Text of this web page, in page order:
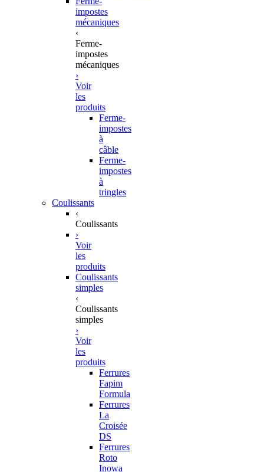
impostes
mécaniques
‹
Ferme-
impostes
mécaniques
›
Voir
les
produits
Ferme-
impostes
à
câble
Ferme-
impostes
à
tringles
Coulissants
‹
Coulissants
›
Voir
les
produits
Coulissants
simples
‹
Coulissants
simples
›
Voir
les
produits
Ferrures
Fapim
Formula
Ferrures
La
Croisée
DS
Ferrures
Roto
Inowa